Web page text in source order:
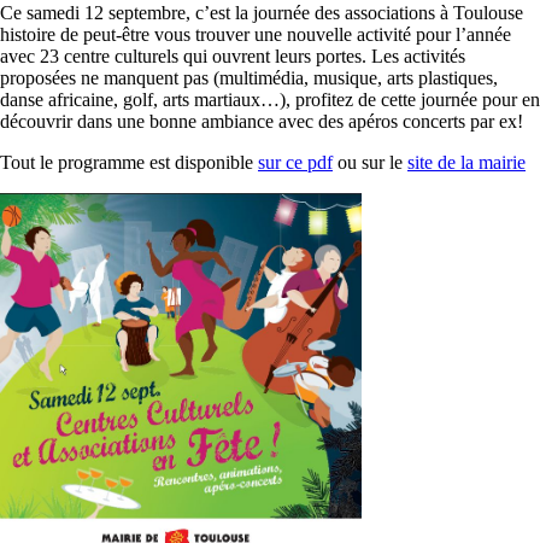
Ce samedi 12 septembre, c’est la journée des associations à Toulouse
histoire de peut-être vous trouver une nouvelle activité pour l’année
avec 23 centre culturels qui ouvrent leurs portes. Les activités
proposées ne manquent pas (multimédia, musique, arts plastiques,
danse africaine, golf, arts martiaux…), profitez de cette journée pour en
découvrir dans une bonne ambiance avec des apéros concerts par ex!
Tout le programme est disponible sur ce pdfou sur le site de la mairie